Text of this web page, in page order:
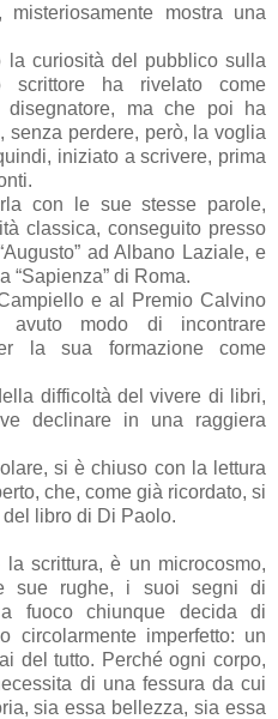
mostra una
la curiosità del pubblico sulla
ha rivelato come
ma che poi ha
senza perdere, però, la voglia
iniziato a scrivere, prima
con le sue stesse parole,
classica, conseguito presso
ad Albano Laziale, e
“Sapienza” di Roma.
e al Premio Calvino
avuto modo di incontrare
la sua formazione come
difficoltà del vivere di libri,
declinare in una raggiera
si è chiuso con la lettura
che, come già ricordato, si
libro di Di Paolo.
scrittura, è un microcosmo,
sue rughe, i suoi segni di
a fuoco chiunque decida di
circolarmente imperfetto: un
del tutto. Perché ogni corpo,
di una fessura da cui
sia essa bellezza, sia essa